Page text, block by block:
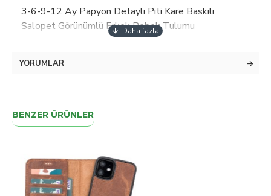
3-6-9-12 Ay Papyon Detaylı Piti Kare Baskılı
Salopet Görünümlü Erkek Bebek Tulumu
YORUMLAR
BENZER ÜRÜNLER